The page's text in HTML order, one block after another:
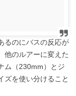
るのにバスの反応が
他のルアーに変えた
ム（230mm）とジ
ズを使い分けること